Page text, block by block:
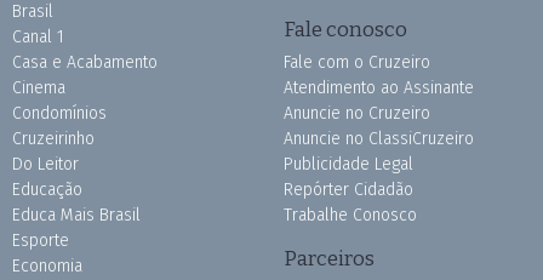
Brasil
Canal 1
Casa e Acabamento
Cinema
Condomínios
Cruzeirinho
Do Leitor
Educação
Educa Mais Brasil
Esporte
Economia
Fale conosco
Fale com o Cruzeiro
Atendimento ao Assinante
Anuncie no Cruzeiro
Anuncie no ClassiCruzeiro
Publicidade Legal
Repórter Cidadão
Trabalhe Conosco
Parceiros